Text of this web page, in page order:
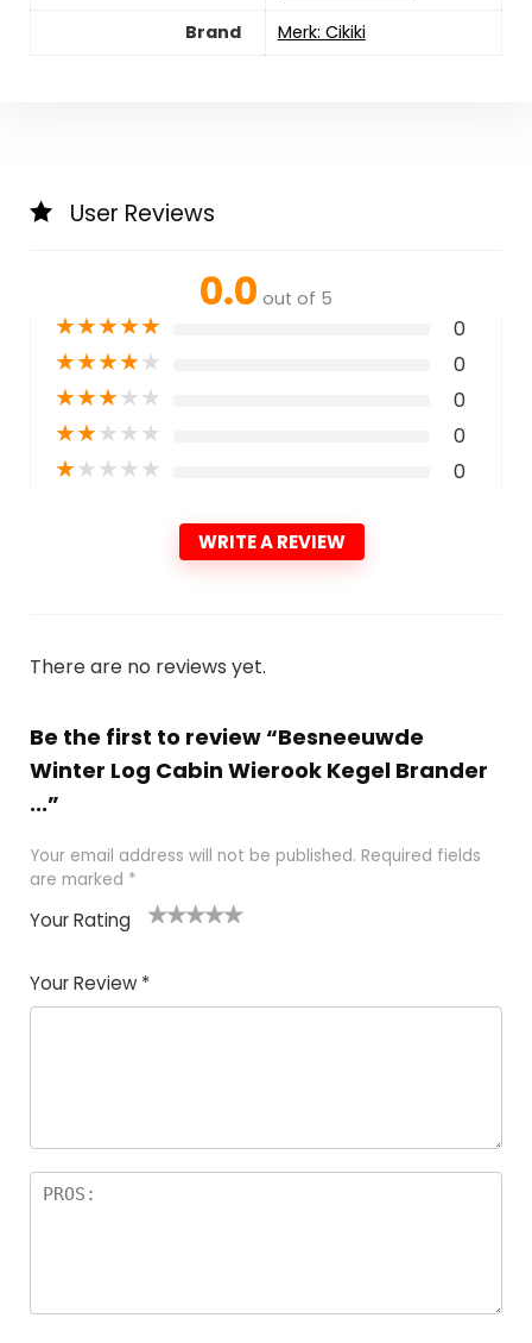
Brand
Merk: Cikiki
User Reviews
0.0 out of 5
★★★★★ 0
★★★★★ 0
★★★★★ 0
★★★★★ 0
★★★★★ 0
WRITE A REVIEW
There are no reviews yet.
Be the first to review “Besneeuwde
Winter Log Cabin Wierook Kegel Brander
...”
Your email address will not be published. Required fields
are marked *
Your Rating
of
5
5
star
stars
stars
stars
Your Review *